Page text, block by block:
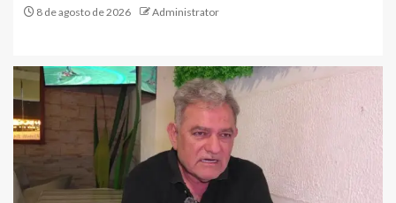
8 de agosto de 2026 Administrator